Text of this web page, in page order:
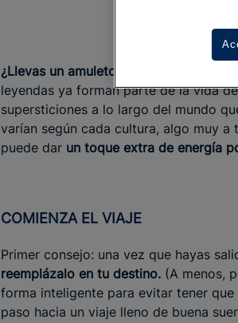
¿Llevas un amuleto de la suerte?
leyendas ya forman parte de la vida
supersticiones a lo largo del mundo
varían según cada cultura, algo muy
puede dar un toque extra de energía
COMIENZA EL VIAJE
Primer consejo: una vez que hayas
reemplázalo en tu destino. (A menos,
forma inteligente para evitar tener
paso hacia un viaje lleno de buena